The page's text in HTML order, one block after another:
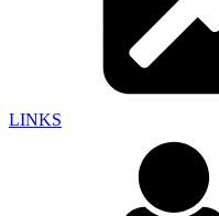
LINKS